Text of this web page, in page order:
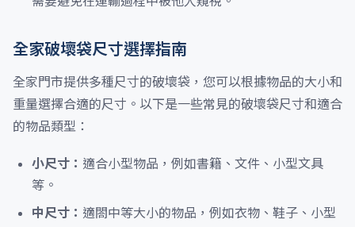
全家破壞袋尺寸選擇指南
全家門市提供多種尺寸的破壞袋，您可以根據物品的大小和
重量選擇合適的尺寸。以下是一些常見的破壞袋尺寸和適合
的物品類型：
小尺寸： 適合小型物品，例如書籍、文件、小型文具
等。
中尺寸： 適閤中等大小的物品，例如衣物、鞋子、小型